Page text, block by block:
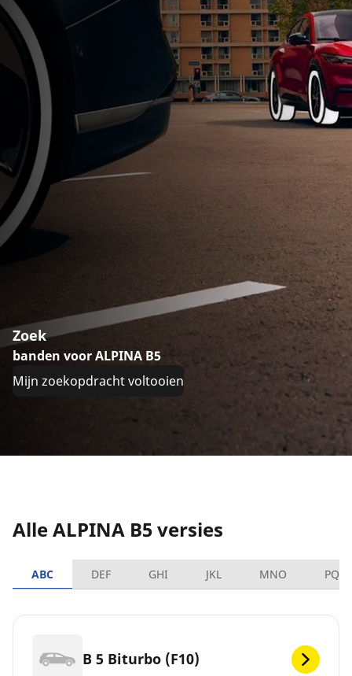
Zoek
banden voor ALPINA B5
Mijn zoekopdracht voltooien
Alle ALPINA B5 versies
ABC DEF GHI JKL MNO PQRS
B 5 Biturbo (F10)